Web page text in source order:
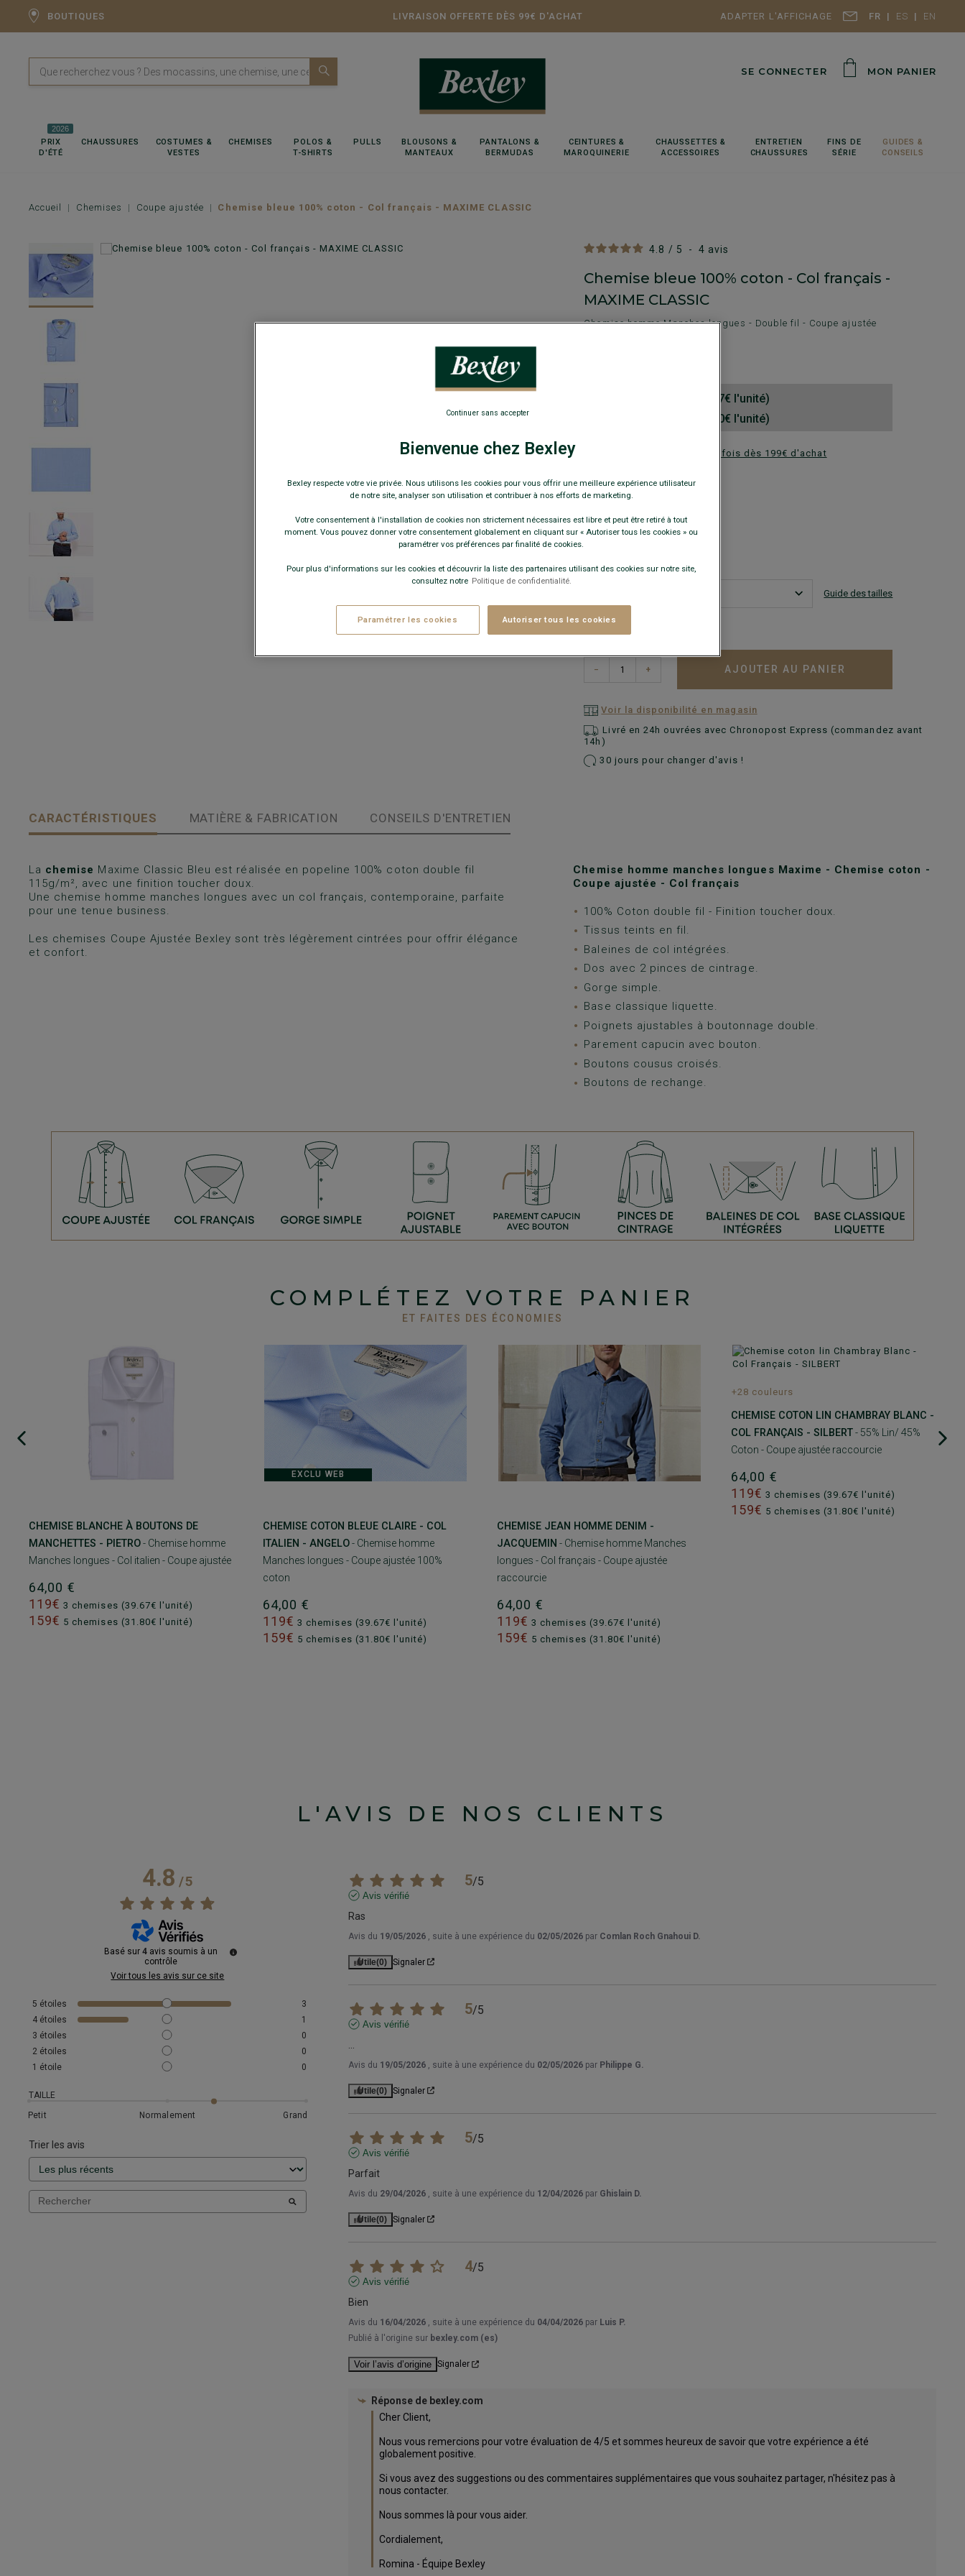
FR ES EN
BOUTIQUES LIVRAISON OFFERTE DÈS 99€ D'ACHAT ADAPTER L'AFFICHAGE
SE CONNECTER MON PANIER
PRIX
D'ÉTÉ
2026
CHAUSSURES
COSTUMES &
VESTES
CHEMISES
POLOS &
T-SHIRTS
PULLS
BLOUSONS &
MANTEAUX
PANTALONS &
BERMUDAS
CEINTURES &
MAROQUINERIE
CHAUSSETTES &
ACCESSOIRES
ENTRETIEN
CHAUSSURES
FINS DE
SÉRIE
GUIDES &
CONSEILS
Accueil Chemises Coupe ajustée Chemise bleue 100% coton - Col français - MAXIME CLASSIC
4.8 / 5 - 4 avis
Chemise bleue 100% coton - Col français -
MAXIME CLASSIC
Chemise homme Manches longues - Double fil - Coupe ajustée
3 chemises (39.67€ l'unité)
5 chemises (31.80€ l'unité)
Payez en plusieurs fois dès 199€ d'achat
COULEURS DISPONIBLES
Guide des tailles
Quelle est ma taille ?
− + AJOUTER AU PANIER
Voir la disponibilité en magasin
Livré en 24h ouvrées avec Chronopost Express (commandez avant
14h)
30 jours pour changer d'avis !
CARACTÉRISTIQUES MATIÈRE & FABRICATION CONSEILS D'ENTRETIEN
La chemise Maxime Classic Bleu est réalisée en popeline 100% coton double fil
115g/m², avec une finition toucher doux.
Une chemise homme manches longues avec un col français, contemporaine, parfaite
pour une tenue business.
Les chemises Coupe Ajustée Bexley sont très légèrement cintrées pour offrir élégance
et confort.
Chemise homme manches longues Maxime - Chemise coton -
Coupe ajustée - Col français
100% Coton double fil - Finition toucher doux.
Tissus teints en fil.
Baleines de col intégrées.
Dos avec 2 pinces de cintrage.
Gorge simple.
Base classique liquette.
Poignets ajustables à boutonnage double.
Parement capucin avec bouton.
Boutons cousus croisés.
Boutons de rechange.
COMPLÉTEZ VOTRE PANIER
ET FAITES DES ÉCONOMIES
CHEMISE BLANCHE À BOUTONS DE
MANCHETTES - PIETRO- Chemise homme
Manches longues - Col italien - Coupe ajustée
64,00 €
119€ 3 chemises (39.67€ l'unité)
159€ 5 chemises (31.80€ l'unité)
EXCLU WEB
CHEMISE COTON BLEUE CLAIRE - COL
ITALIEN - ANGELO- Chemise homme
Manches longues - Coupe ajustée 100%
coton
64,00 €
119€ 3 chemises (39.67€ l'unité)
159€ 5 chemises (31.80€ l'unité)
CHEMISE JEAN HOMME DENIM -
JACQUEMIN - Chemise homme Manches
longues - Col français - Coupe ajustée
raccourcie
64,00 €
119€ 3 chemises (39.67€ l'unité)
159€ 5 chemises (31.80€ l'unité)
+28 couleurs
CHEMISE COTON LIN CHAMBRAY BLANC -
COL FRANÇAIS - SILBERT- 55% Lin/ 45%
Coton - Coupe ajustée raccourcie
64,00 €
119€ 3 chemises (39.67€ l'unité)
159€ 5 chemises (31.80€ l'unité)
L'AVIS DE NOS CLIENTS
4.8/5
Basé sur4 avis soumis à un
contrôle
Voir tous les avis sur ce site
5 étoiles
3
4 étoiles
1
3 étoiles
0
2 étoiles
0
1 étoile 0
TAILLE
Petit
Normalement Grand
Trier les avis
5/5
Avis vérifié
Ras
Avis du 19/05/2026 , suite à une expérience du 02/05/2026 par Comlan Roch Gnahoui D.
Utile(0) Signaler
5/5
Avis vérifié
Avis du 19/05/2026 , suite à une expérience du 02/05/2026 par Philippe G.
Utile(0) Signaler
5/5
Avis vérifié
Parfait
Avis du 29/04/2026 , suite à une expérience du 12/04/2026 par Ghislain D.
Utile(0) Signaler
4/5
Avis vérifié
Bien
Avis du 16/04/2026 , suite à une expérience du 04/04/2026 par Luis P.
Publié à l'origine sur bexley.com (es)
Voir l’avis d’origine Signaler
Réponse de bexley.com
Cher Client,
Nous vous remercions pour votre évaluation de 4/5 et sommes heureux de savoir que votre expérience a été
globalement positive.
Si vous avez des suggestions ou des commentaires supplémentaires que vous souhaitez partager, n'hésitez pas à
nous contacter.
Nous sommes là pour vous aider.
Cordialement,
Romina - Équipe Bexley
Bienvenue chez Bexley
Bexley respecte votre vie privée. Nous utilisons les cookies pour vous offrir une meilleure expérience utilisateur
de notre site, analyser son utilisation et contribuer à nos efforts de marketing.
Votre consentement à l'installation de cookies non strictement nécessaires est libre et peut être retiré à tout
moment. Vous pouvez donner votre consentement globalement en cliquant sur « Autoriser tous les cookies » ou
paramétrer vos préférences par finalité de cookies.
Pour plus d'informations sur les cookies et découvrir la liste des partenaires utilisant des cookies sur notre site,
consultez notre Politique de confidentialité.
Paramétrer les cookies Autoriser tous les cookies
Continuer sans accepter